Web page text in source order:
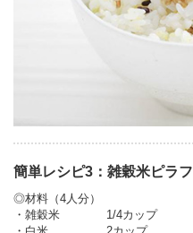
簡単レシピ3：雑穀米ピラフ
◎材料（4人分）
・雑穀米 1/4カップ